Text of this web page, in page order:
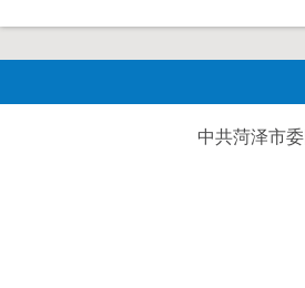
中共菏泽市